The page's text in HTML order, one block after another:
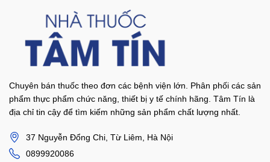
Chuyên bán thuốc theo đơn các bệnh viện lớn. Phân phối các sản
phẩm thực phẩm chức năng, thiết bị y tế chính hãng. Tâm Tín là
địa chỉ tin cậy để tìm kiếm những sản phẩm chất lượng nhất.
37 Nguyễn Đổng Chi, Từ Liêm, Hà Nội
0899920086